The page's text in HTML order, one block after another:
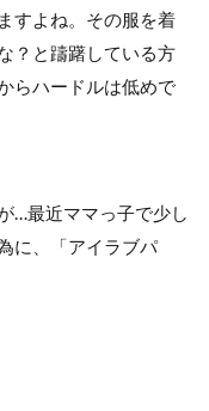
すよね。その服を着
？と躊躇している方
らハードルは低めで
…最近ママっ子で少し
に、「アイラブパ